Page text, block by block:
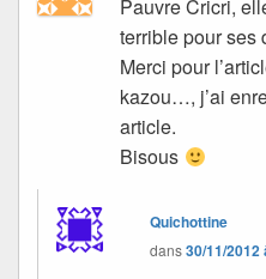
Pauvre Cricri,
terrible pour ses
Merci pour
kazou…, j’ai
article.
Bisous
Quichottine
dans30/11/2012